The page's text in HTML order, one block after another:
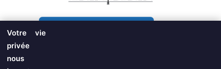
Votre vie
privée
nous